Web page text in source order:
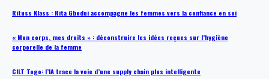
Rituss Klass : Rita Gbodui accompagne les femmes vers la confiance en soi
« Mon corps, mes droits » : déconstruire les idées reçues sur l’hygiène
corporelle de la femme
CILT Togo: l’IA trace la voie d’une supply chain plus intelligente